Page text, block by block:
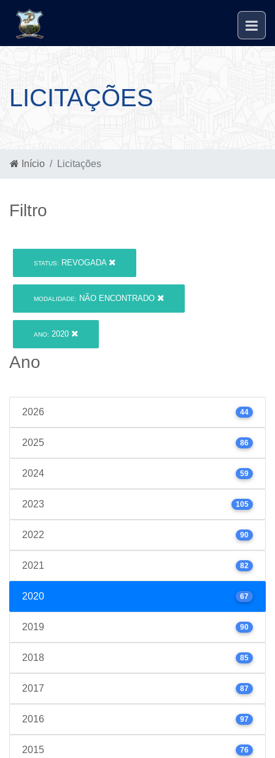
LICITAÇÕES
Início Licitações
Filtro
STATUS: REVOGADA
MODALIDADE: NÃO ENCONTRADO
ANO: 2020
Ano
2026 44
2025 86
2024 59
2023 105
2022 90
2021 82
2020 67
2019 90
2018 85
2017 87
2016 97
2015 76